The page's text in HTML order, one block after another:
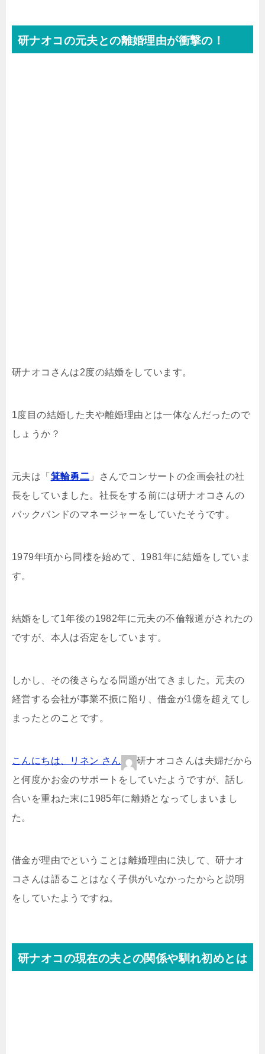
研ナオコの元夫との離婚理由が衝撃の！
研ナオコさんは2度の結婚をしています。
1度目の結婚した夫や離婚理由とは一体なんだったので
しょうか？
元夫は「 箕輪勇二 」さんでコンサートの企画会社の社
長をしていました。社長をする前には研ナオコさんの
バックバンドのマネージャーをしていたそうです。
1979年頃から同棲を始めて、1981年に結婚をしていま
す。
結婚をして1年後の1982年に元夫の不倫報道がされたの
ですが、本人は否定をしています。
しかし、その後さらなる問題が出てきました。元夫の
経営する会社が事業不振に陥り、借金が1億を超えてし
まったとのことです。
こんにちは、 リネン さん
研ナオコさんは夫婦だから
と何度かお金のサポートをしていたようですが、話し
合いを重ねた末に1985年に離婚となってしまいまし
た。
借金が理由でということは離婚理由に決して、研ナオ
コさんは語ることはなく子供がいなかったからと説明
をしていたようですね。
研ナオコの現在の夫との関係や馴れ初めとは